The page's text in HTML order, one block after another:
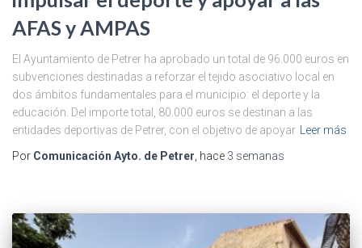
AFAS y AMPAS
El Ayuntamiento de Petrer ha aprobado un total de 96.000 euros en
subvenciones destinadas a reforzar el tejido asociativo local en
dos ámbitos fundamentales para el municipio: el deporte y la
educación. Del importe total, 80.000 euros se destinan a las
entidades deportivas de Petrer, con el objetivo de apoyar
Leer más
Por Comunicación Ayto. de Petrer , hace 3 semanas